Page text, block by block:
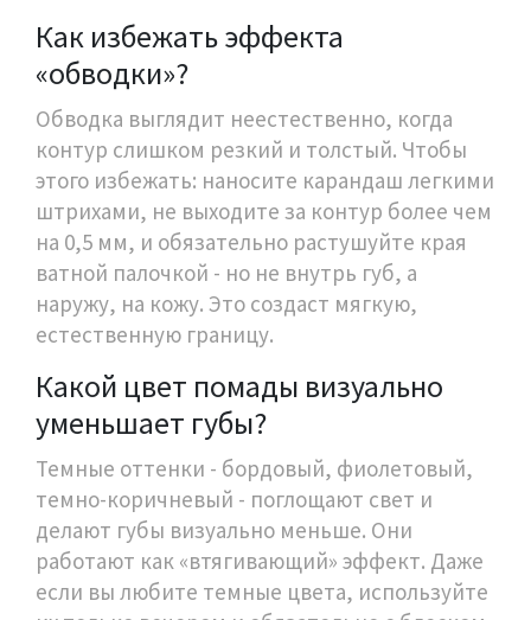
Как избежать эффекта
«обводки»?
Обводка выглядит неестественно, когда
контур слишком резкий и толстый. Чтобы
этого избежать: наносите карандаш легкими
штрихами, не выходите за контур более чем
на 0,5 мм, и обязательно растушуйте края
ватной палочкой - но не внутрь губ, а
наружу, на кожу. Это создаст мягкую,
естественную границу.
Какой цвет помады визуально
уменьшает губы?
Темные оттенки - бордовый, фиолетовый,
темно-коричневый - поглощают свет и
делают губы визуально меньше. Они
работают как «втягивающий» эффект. Даже
если вы любите темные цвета, используйте